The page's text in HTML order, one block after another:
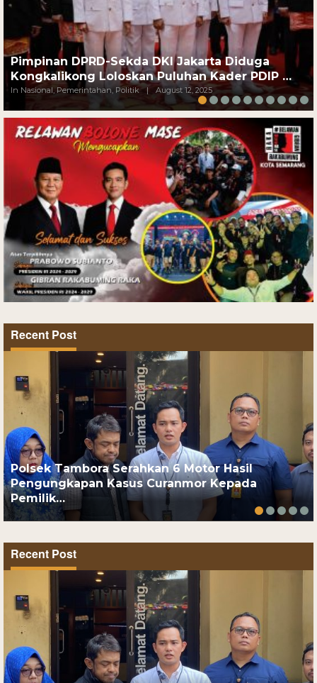
Pimpinan DPRD-Sekda DKI Jakarta Diduga
Kongkalikong Loloskan Puluhan Kader PDIP …
In Nasional, Pemerintahan, Politik | August 12, 2025
Recent Post
Polsek Tambora Serahkan 6 Motor Hasil
Pengungkapan Kasus Curanmor Kepada
Pemilik…
Recent Post